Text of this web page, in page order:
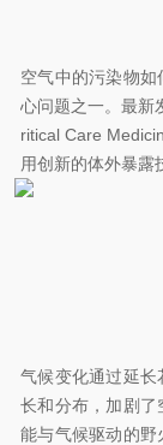
空气中的污染物
心问题之一。最新
ritical Care
用创新的体外暴露
气候变化通过延长
长和分布，加剧
能与气候驱动的